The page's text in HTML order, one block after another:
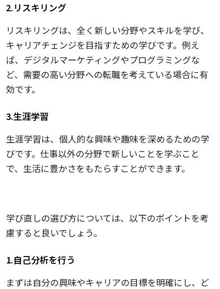
2.リスキリング
リスキリングは、全く新しい分野やスキルを学び、
キャリアチェンジを目指すための学びです。例え
ば、デジタルマーケティングやプログラミングな
ど、需要の高い分野への転職を考えている場合に有
効です。
3.生涯学習
生涯学習は、個人的な興味や趣味を深めるための学
びです。仕事以外の分野で新しいことを学ぶこと
で、生活に豊かさをもたらすことができます。
学び直しの選び方については、以下のポイントを考
慮すると良いでしょう。
1.自己分析を行う
まずは自分の興味やキャリアの目標を明確にし、ど